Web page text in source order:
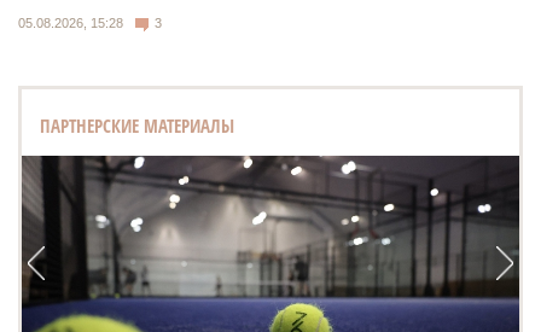
05.08.2026, 15:28 3
ПАРТНЕРСКИЕ МАТЕРИАЛЫ